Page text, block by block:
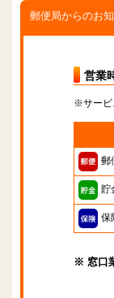
郵便局からのお
営業
※サービ
郵
貯
保
※ 窓口